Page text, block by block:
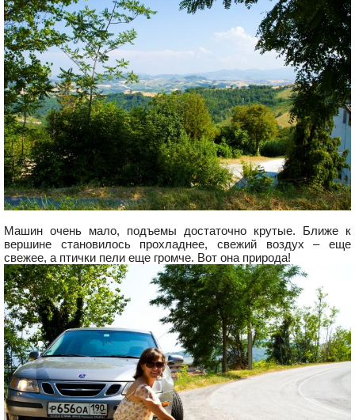
Машин очень мало, подъемы достаточно крутые. Ближе к
вершине становилось прохладнее, свежий воздух – еще
свежее, а птички пели еще громче. Вот она природа!